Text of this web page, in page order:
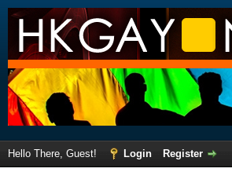
Hello There, Guest! Login
Register